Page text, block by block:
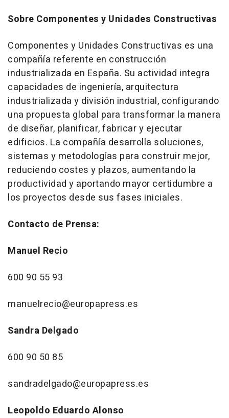
Sobre Componentes y Unidades Constructivas
Componentes y Unidades Constructivas es una
compañía referente en construcción
industrializada en España. Su actividad integra
capacidades de ingeniería, arquitectura
industrializada y división industrial, configurando
una propuesta global para transformar la manera
de diseñar, planificar, fabricar y ejecutar
edificios. La compañía desarrolla soluciones,
sistemas y metodologías para construir mejor,
reduciendo costes y plazos, aumentando la
productividad y aportando mayor certidumbre a
los proyectos desde sus fases iniciales.
Contacto de Prensa:
Manuel Recio
600 90 55 93
manuelrecio@europapress.es
Sandra Delgado
600 90 50 85
sandradelgado@europapress.es
Leopoldo Eduardo Alonso